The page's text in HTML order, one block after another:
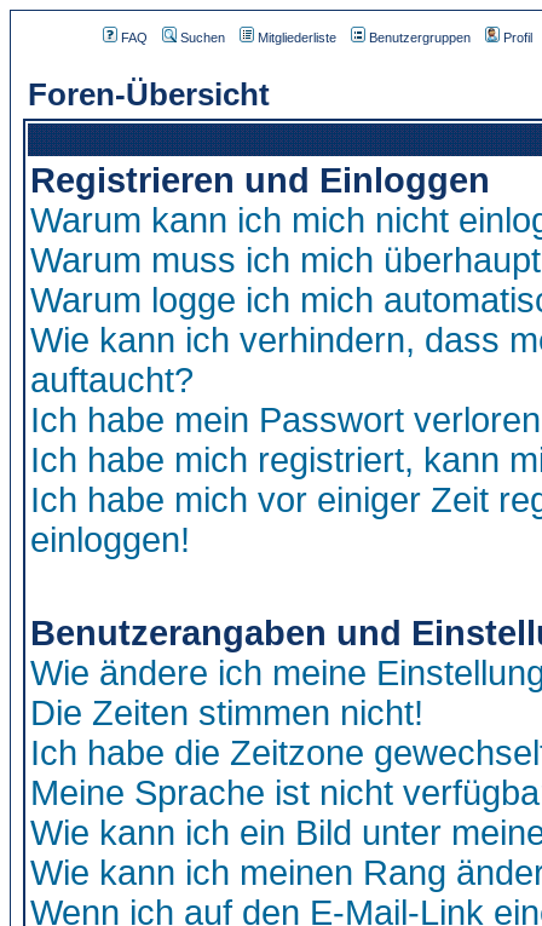
FAQ Suchen Mitgliederliste Benutzergruppen Profil
Foren-Übersicht
Registrieren und Einloggen
Warum kann ich mich nicht
Warum muss ich mich
Warum logge ich mich
Wie kann ich verhindern, dass
auftaucht?
Ich habe mein Passwort
Ich habe mich registriert, kann
Ich habe mich vor einiger Zeit
einloggen!
Benutzerangaben und
Wie ändere ich meine
Die Zeiten stimmen nicht!
Ich habe die Zeitzone
Meine Sprache ist nicht
Wie kann ich ein Bild unter
Wie kann ich meinen Rang
Wenn ich auf den E-Mail-Link